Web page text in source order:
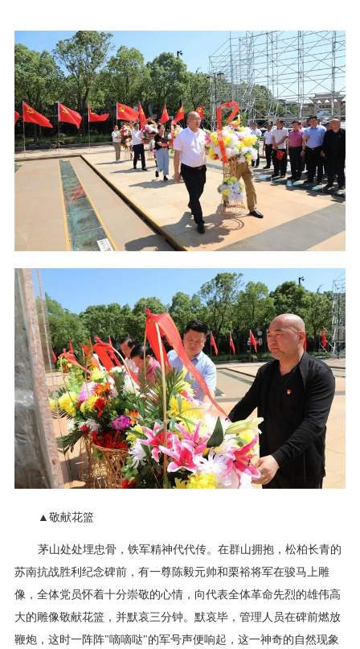
▲敬献花篮
茅山处处埋忠骨，铁军精神代代传。在群山拥抱，松柏长青的
苏南抗战胜利纪念碑前，有一尊陈毅元帅和栗裕将军在骏马上雕
像，全体党员怀着十分崇敬的心情，向代表全体革命先烈的雄伟高
大的雕像敬献花篮，并默哀三分钟。默哀毕，管理人员在碑前燃放
鞭炮，这时一阵阵"嘀嘀哒"的军号声便响起，这一神奇的自然现象